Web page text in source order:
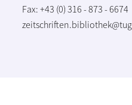
Fax: +43 (0) 316 - 873 - 6674